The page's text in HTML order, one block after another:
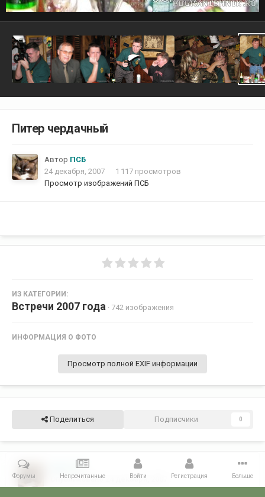
Питер чердачный
Автор ПСБ
24 декабря, 2007
1 117 просмотров
Просмотр изображений ПСБ
ИЗ КАТЕГОРИИ:
Встречи 2007 года · 742 изображения
ИНФОРМАЦИЯ О ФОТО
Просмотр полной EXIF информации
Поделиться Подписчики 0
20
Опубликовано 24 декабря, 2007
Форумы Непрочитанные Войти Регистрация Больше